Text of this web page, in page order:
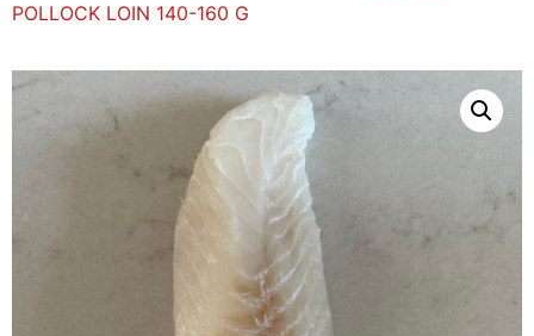
POLLOCK LOIN 140-160 G